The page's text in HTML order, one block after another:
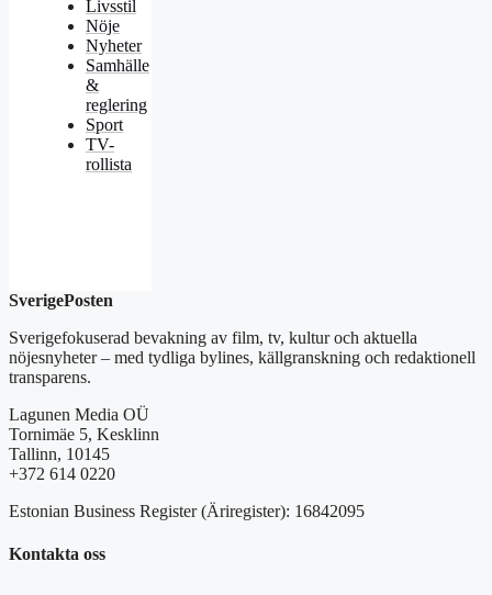
Livsstil
Nöje
Nyheter
Samhälle
&
reglering
Sport
TV-
rollista
SverigePosten
Sverigefokuserad bevakning av film, tv, kultur och aktuella
nöjesnyheter – med tydliga bylines, källgranskning och redaktionell
transparens.
Lagunen Media OÜ
Tornimäe 5, Kesklinn
Tallinn, 10145
+372 614 0220
Estonian Business Register (Äriregister): 16842095
Kontakta oss